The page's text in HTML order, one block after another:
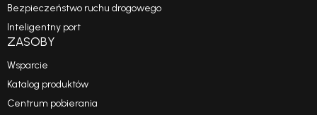
Bezpieczeństwo ruchu drogowego
Inteligentny port
ZASOBY
Wsparcie
Katalog produktów
Centrum pobierania